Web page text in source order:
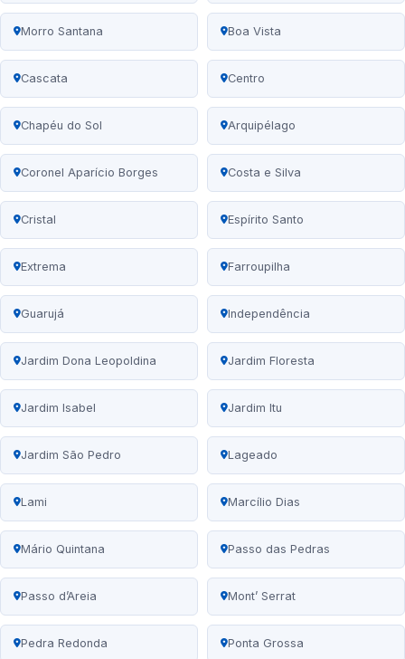
Morro Santana Boa Vista
Cascata Centro
Chapéu do Sol Arquipélago
Coronel Aparício Borges Costa e Silva
Cristal Espírito Santo
Extrema Farroupilha
Guarujá Independência
Jardim Dona Leopoldina Jardim Floresta
Jardim Isabel Jardim Itu
Jardim São Pedro Lageado
Lami Marcílio Dias
Mário Quintana Passo das Pedras
Passo d’Areia Mont’ Serrat
Pedra Redonda Ponta Grossa